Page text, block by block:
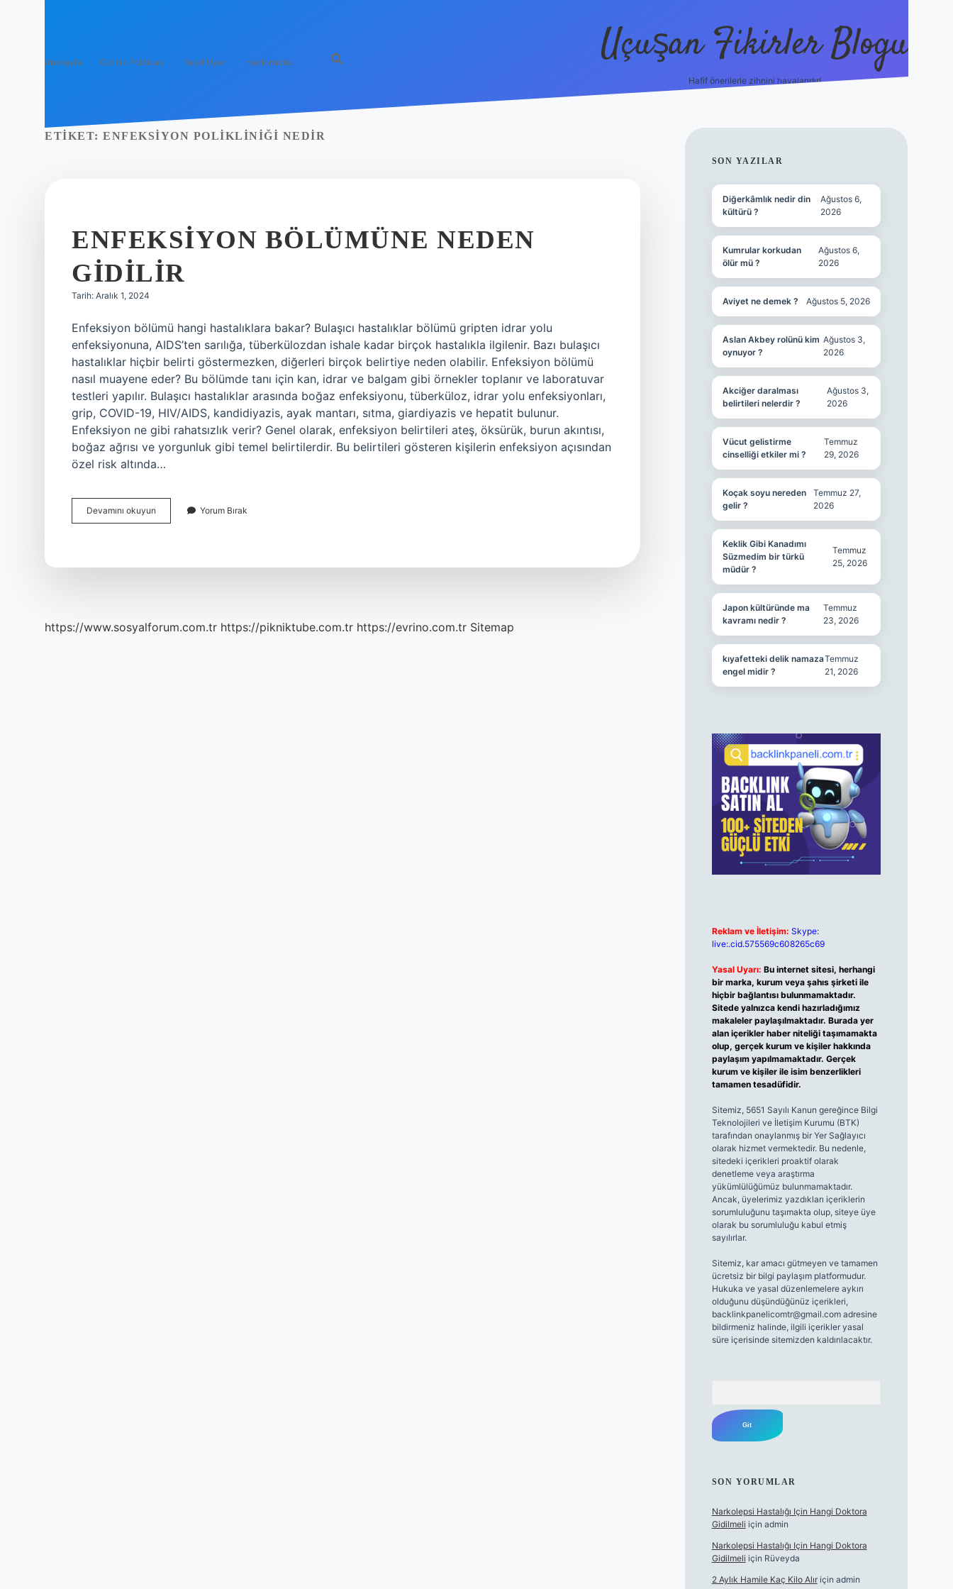
Anasayfa Gizlilik Politikası Yasal Uyarı Hakkımızda Uçuşan Fikirler Blogu
Hafif önerilerle zihnini havalandır!
ETIKET: ENFEKSIYON POLIKLINIĞI NEDIR
ENFEKSIYON BÖLÜMÜNE NEDEN
GIDILIR
Tarih: Aralık 1, 2024
Enfeksiyon bölümü hangi hastalıklara bakar? Bulaşıcı hastalıklar bölümü gripten idrar yolu
enfeksiyonuna, AIDS’ten sarılığa, tüberkülozdan ishale kadar birçok hastalıkla ilgilenir. Bazı bulaşıcı
hastalıklar hiçbir belirti göstermezken, diğerleri birçok belirtiye neden olabilir. Enfeksiyon bölümü
nasıl muayene eder? Bu bölümde tanı için kan, idrar ve balgam gibi örnekler toplanır ve laboratuvar
testleri yapılır. Bulaşıcı hastalıklar arasında boğaz enfeksiyonu, tüberküloz, idrar yolu enfeksiyonları,
grip, COVID-19, HIV/AIDS, kandidiyazis, ayak mantarı, sıtma, giardiyazis ve hepatit bulunur.
Enfeksiyon ne gibi rahatsızlık verir? Genel olarak, enfeksiyon belirtileri ateş, öksürük, burun akıntısı,
boğaz ağrısı ve yorgunluk gibi temel belirtilerdir. Bu belirtileri gösteren kişilerin enfeksiyon açısından
özel risk altında…
Devamını okuyun Enfeksiyon
Bölümüne
Yorum Bırak
https://www.sosyalforum.com.tr https://pikniktube.com.tr https://evrino.com.tr Sitemap
SIDEBAR
SON YAZILAR
Diğerkâmlık nedir din
kültürü ?
Ağustos 6,
2026
Kumrular korkudan
ölür mü ?
Ağustos 6,
2026
Aviyet ne demek ? Ağustos 5, 2026
Aslan Akbey rolünü kim
oynuyor ?
Ağustos 3,
2026
Akciğer daralması
belirtileri nelerdir ?
Ağustos 3,
2026
Vücut gelistirme
cinselliği etkiler mi ?
Temmuz
29, 2026
Koçak soyu nereden
gelir ?
Temmuz 27,
2026
Keklik Gibi Kanadımı
Süzmedim bir türkü
müdür ?
Temmuz
25, 2026
Japon kültüründe ma
kavramı nedir ?
Temmuz
23, 2026
kıyafetteki delik namaza
engel midir ?
Temmuz
21, 2026
Reklam ve İletişim: Skype:
live:.cid.575569c608265c69
Yasal Uyarı: Bu internet sitesi, herhangi
bir marka, kurum veya şahıs şirketi ile
hiçbir bağlantısı bulunmamaktadır.
Sitede yalnızca kendi hazırladığımız
makaleler paylaşılmaktadır. Burada yer
alan içerikler haber niteliği taşımamakta
olup, gerçek kurum ve kişiler hakkında
paylaşım yapılmamaktadır. Gerçek
kurum ve kişiler ile isim benzerlikleri
tamamen tesadüfidir.
Sitemiz, 5651 Sayılı Kanun gereğince Bilgi
Teknolojileri ve İletişim Kurumu (BTK)
tarafından onaylanmış bir Yer Sağlayıcı
olarak hizmet vermektedir. Bu nedenle,
sitedeki içerikleri proaktif olarak
denetleme veya araştırma
yükümlülüğümüz bulunmamaktadır.
Ancak, üyelerimiz yazdıkları içeriklerin
sorumluluğunu taşımakta olup, siteye üye
olarak bu sorumluluğu kabul etmiş
sayılırlar.
Sitemiz, kar amacı gütmeyen ve tamamen
ücretsiz bir bilgi paylaşım platformudur.
Hukuka ve yasal düzenlemelere aykırı
olduğunu düşündüğünüz içerikleri,
backlinkpanelicomtr@gmail.comadresine
bildirmeniz halinde, ilgili içerikler yasal
süre içerisinde sitemizden kaldırılacaktır.
SON YORUMLAR
Narkolepsi Hastalığı Için Hangi Doktora
Gidilmeli için admin
Narkolepsi Hastalığı Için Hangi Doktora
Gidilmeli için Rüveyda
2 Aylık Hamile Kaç Kilo Alıriçin admin
https://tulipbett.net/